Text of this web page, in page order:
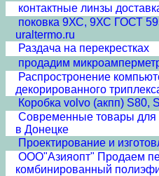
контактные линзы
поковка 9ХС, 9ХС ГОСТ
uraltermo.ru
Раздача на перекрестках
продадим
Распростронение
декорированного
Коробка volvo (акпп) S80,
Современные товары для
в Донецке
Проектирование и
ООО"Азияопт" Продаем
комбинированный